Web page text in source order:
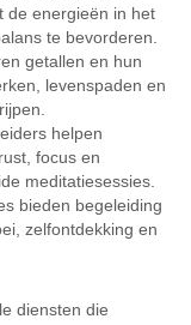
de energieën in het
te bevorderen.
getallen en hun
levenspaden en
helpen
focus en
meditatiesessies.
bieden begeleiding
zelfontdekking en
diensten die